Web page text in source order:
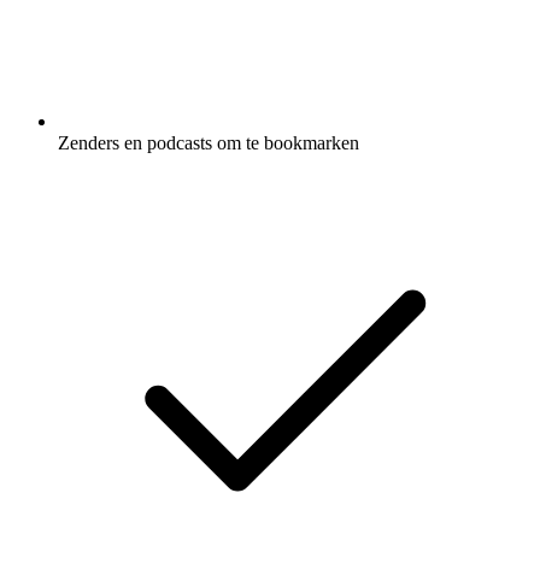
Zenders en podcasts om te bookmarken